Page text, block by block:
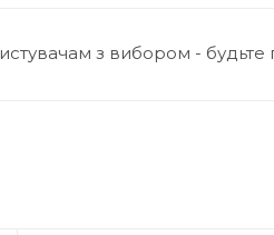
з вибором -